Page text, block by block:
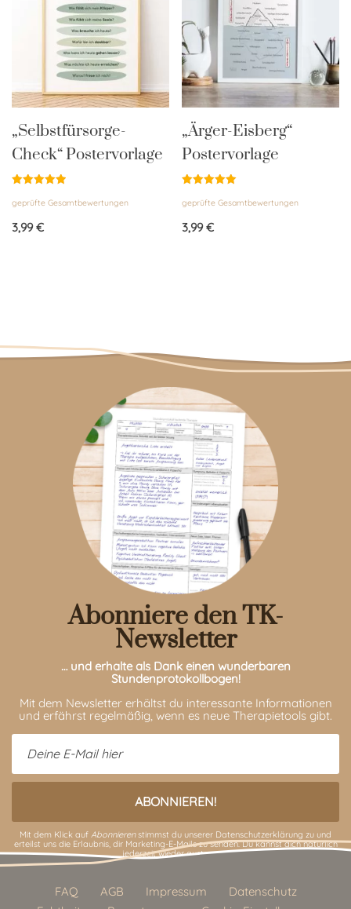
„Selbstfürsorge-
Check“ Postervorlage
mit
von 5
geprüfte Gesamtbewertungen
3,99€
„Ärger-Eisberg“
Postervorlage
mit
von 5
geprüfte Gesamtbewertungen
3,99€
Abonniere den TK-
Newsletter
… und erhalte als Dank einen wunderbaren
Stundenprotokollbogen!
Mit dem Newsletter erhältst du interessante Informationen
und erfährst regelmäßig, wenn es neue Therapietools gibt.
Mit dem Klick auf Abonnierenstimmst du unserer Datenschutzerklärung zu und
erteilst uns die Erlaubnis, dir Marketing-E-Mails zu senden. Du kannst dich natürlich
jederzeit wieder austragen.
FAQ AGB Impressum
Datenschutz